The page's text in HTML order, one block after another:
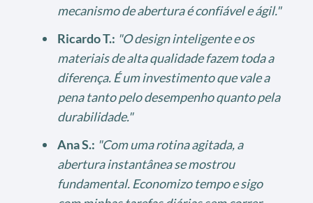
mecanismo de abertura é confiável e ágil."
Ricardo T.: "O design inteligente e os
materiais de alta qualidade fazem toda a
diferença. É um investimento que vale a
pena tanto pelo desempenho quanto pela
durabilidade."
Ana S.: "Com uma rotina agitada, a
abertura instantânea se mostrou
fundamental. Economizo tempo e sigo